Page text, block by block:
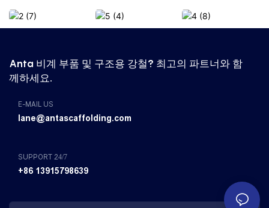
Anta 비계 부품 및 구조용 강철? 최고의 파트너와 함
께하세요.
E-MAIL US
lane@antascaffolding.com
SUPPORT 24/7
+86 13915798639